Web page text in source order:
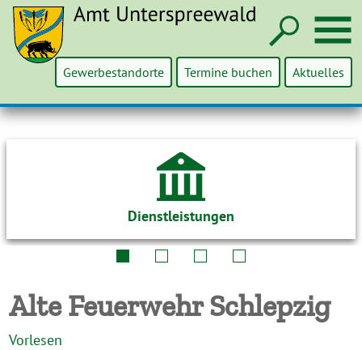
Gewerbestandorte Termine buchen Aktuelles
Dienstleistungen
Alte Feuerwehr Schlepzig
Vorlesen